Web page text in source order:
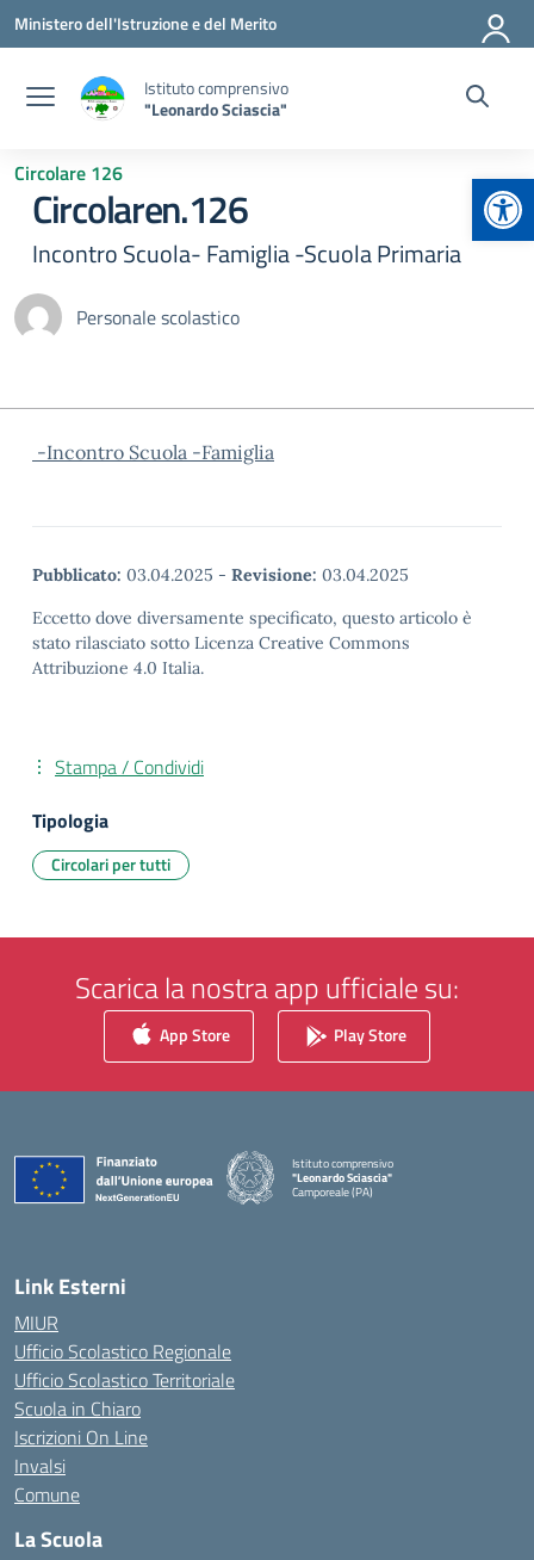
Vai ai contenuti
Vai al menu di navigazione
Vai al footer
Ministero dell'Istruzione e del Merito
Istituto comprensivo
"Leonardo Sciascia"
Circolare 126
Circolaren.126
Incontro Scuola- Famiglia -Scuola Primaria
Personale scolastico
-Incontro Scuola -Famiglia
Pubblicato: 03.04.2025 - Revisione: 03.04.2025
Eccetto dove diversamente specificato, questo articolo è
stato rilasciato sotto Licenza Creative Commons
Attribuzione 4.0 Italia.
Stampa / Condividi
Tipologia
Circolari per tutti
Scarica la nostra app ufficiale su:
App Store Play Store
Istituto comprensivo
"Leonardo Sciascia"
Camporeale (PA)
— Visita la pagina iniziale della scuola
Link Esterni
MIUR
Ufficio Scolastico Regionale
Ufficio Scolastico Territoriale
Scuola in Chiaro
Iscrizioni On Line
Invalsi
Comune
La Scuola